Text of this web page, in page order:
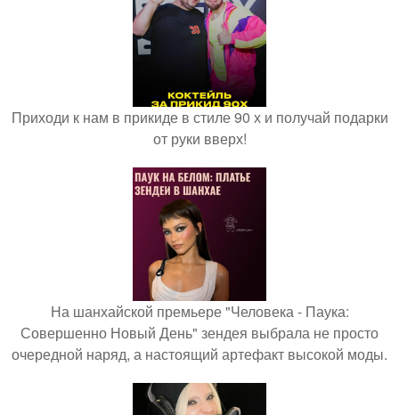
Приходи к нам в прикиде в стиле 90 х и получай подарки
от руки вверх!
На шанхайской премьере "Человека - Паука:
Совершенно Новый День" зендея выбрала не просто
очередной наряд, а настоящий артефакт высокой моды.